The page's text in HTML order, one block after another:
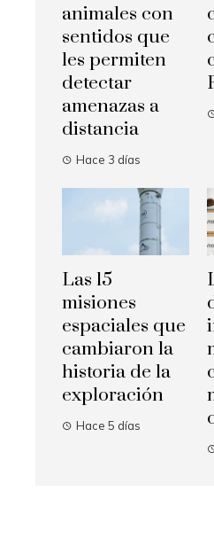
animales con
sentidos que
les permiten
detectar
amenazas a
distancia
Hace 3 días
Las 15
misiones
espaciales que
cambiaron la
historia de la
exploración
Hace 5 días